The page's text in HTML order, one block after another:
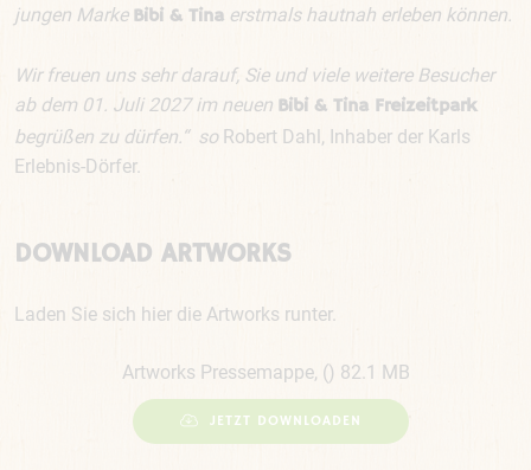
jungen Marke Bibi & Tina erstmals hautnah erleben können.
Wir freuen uns sehr darauf, Sie und viele weitere Besucher
ab dem 01. Juli 2027 im neuen Bibi & Tina Freizeitpark
begrüßen zu dürfen.“ so Robert Dahl, Inhaber der Karls
Erlebnis-Dörfer.
DOWNLOAD ARTWORKS
Laden Sie sich hier die Artworks runter.
Artworks Pressemappe, () 82.1 MB
JETZT DOWNLOADEN